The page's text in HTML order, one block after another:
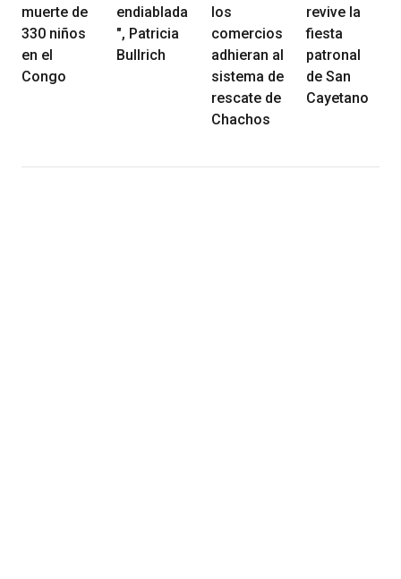
muerte de
330 niños
en el
Congo
endiablada
", Patricia
Bullrich
los
comercios
adhieran al
sistema de
rescate de
Chachos
revive la
fiesta
patronal
de San
Cayetano